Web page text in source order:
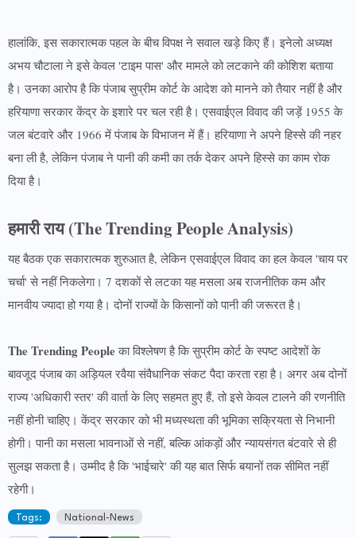
हालांकि, इस सकारात्मक पहल के बीच विपक्ष ने सवाल खड़े किए हैं। इनेलो अध्यक्ष
अभय चौटाला ने इसे केवल 'टाइम पास' और मामले को लटकाने की कोशिश बताया
है। उनका आरोप है कि पंजाब सुप्रीम कोर्ट के आदेश को मानने को तैयार नहीं है और
हरियाणा सरकार केंद्र के इशारे पर चल रही है। एसवाईएल विवाद की जड़ें 1955 के
जल बंटवारे और 1966 में पंजाब के विभाजन में हैं। हरियाणा ने अपने हिस्से की नहर
बना ली है, लेकिन पंजाब ने पानी की कमी का तर्क देकर अपने हिस्से का काम रोक
दिया है।
हमारी राय (The Trending People Analysis)
यह बैठक एक सकारात्मक शुरुआत है, लेकिन एसवाईएल विवाद का हल केवल 'चाय पर
चर्चा' से नहीं निकलेगा। 7 दशकों से लटका यह मसला अब राजनीतिक कम और
मानवीय ज्यादा हो गया है। दोनों राज्यों के किसानों को पानी की जरूरत है।
The Trending Peopleका विश्लेषण है कि सुप्रीम कोर्ट के स्पष्ट आदेशों के
बावजूद पंजाब का अड़ियल रवैया संवैधानिक संकट पैदा करता रहा है। अगर अब दोनों
राज्य 'अधिकारी स्तर' की वार्ता के लिए सहमत हुए हैं, तो इसे केवल टालने की रणनीति
नहीं होनी चाहिए। केंद्र सरकार को भी मध्यस्थता की भूमिका सक्रियता से निभानी
होगी। पानी का मसला भावनाओं से नहीं, बल्कि आंकड़ों और न्यायसंगत बंटवारे से ही
सुलझ सकता है। उम्मीद है कि 'भाईचारे' की यह बात सिर्फ बयानों तक सीमित नहीं
रहेगी।
Tags: National-News